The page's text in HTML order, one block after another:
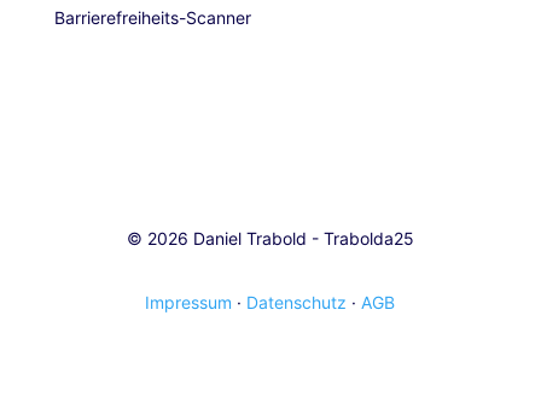
Barrierefreiheits-Scanner
© 2026 Daniel Trabold - Trabolda25
Impressum · Datenschutz · AGB